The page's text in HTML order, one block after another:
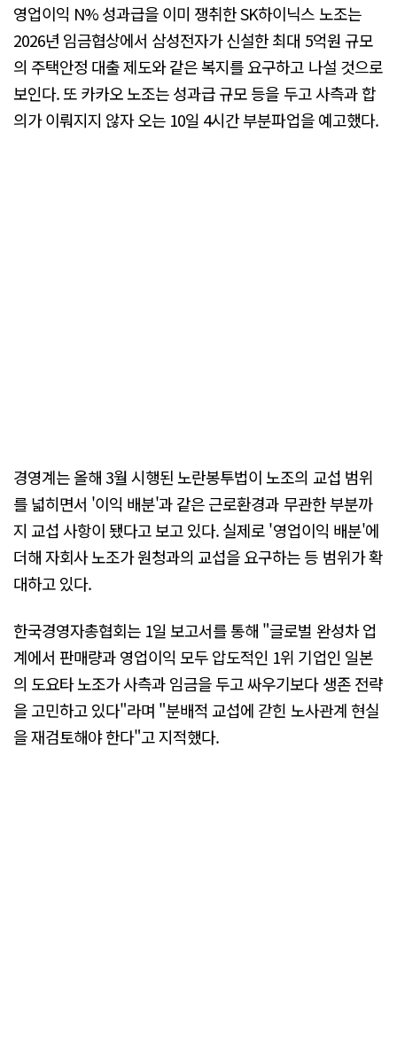
영업이익 N% 성과급을 이미 쟁취한 SK하이닉스 노조는
2026년 임금협상에서 삼성전자가 신설한 최대 5억원 규모
의 주택안정 대출 제도와 같은 복지를 요구하고 나설 것으로
보인다. 또 카카오 노조는 성과급 규모 등을 두고 사측과 합
의가 이뤄지지 않자 오는 10일 4시간 부분파업을 예고했다.
경영계는 올해 3월 시행된 노란봉투법이 노조의 교섭 범위
를 넓히면서 '이익 배분'과 같은 근로환경과 무관한 부분까
지 교섭 사항이 됐다고 보고 있다. 실제로 '영업이익 배분'에
더해 자회사 노조가 원청과의 교섭을 요구하는 등 범위가 확
대하고 있다.
한국경영자총협회는 1일 보고서를 통해 "글로벌 완성차 업
계에서 판매량과 영업이익 모두 압도적인 1위 기업인 일본
의 도요타 노조가 사측과 임금을 두고 싸우기보다 생존 전략
을 고민하고 있다"라며 "분배적 교섭에 갇힌 노사관계 현실
을 재검토해야 한다"고 지적했다.